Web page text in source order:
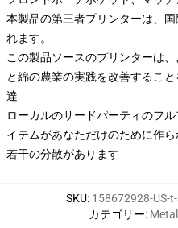
本製品の第三者プリンターは、
れます。
この製品ソースのプリンターは
と綿の農業の実践を改善するこ
達
ローカルのサードパーティのフ
イテムがあなただけのために作
若干の分散があります
SKU: 158672928-US-
カテゴリー: